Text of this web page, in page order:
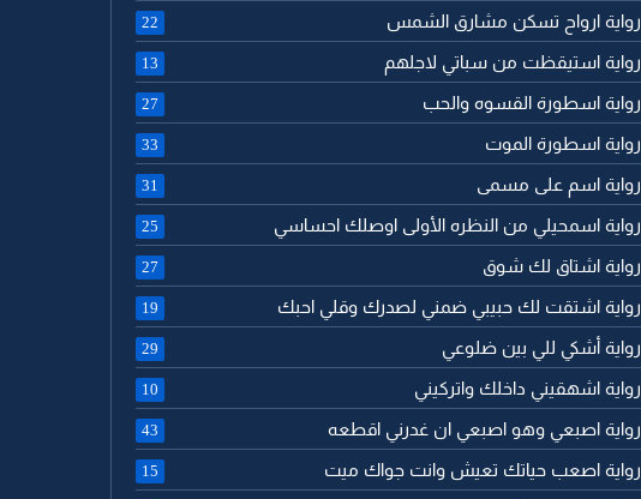
رواية ارواح تسكن مشارق الشمس 22
رواية استيقظت من سباتي لاجلهم 13
رواية اسطورة القسوه والحب 27
رواية اسطورة الموت 33
رواية اسم على مسمى 31
رواية اسمحيلي من النظره الأولى اوصلك احساسي 25
رواية اشتاق لك شوق 27
رواية اشتقت لك حبيبي ضمني لصدرك وقلي احبك 19
رواية أشكي للي بين ضلوعي 29
رواية اشهقيني داخلك واتركيني 10
رواية اصبعي وهو اصبعي ان غدرني اقطعه 43
رواية اصعب حياتك تعيش وانت جواك ميت 15